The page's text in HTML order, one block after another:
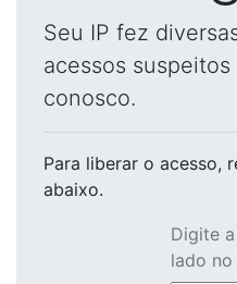
Seu IP fez
acessos
conosco.
Para liberar o acesso,
abaixo.
Digite
lado